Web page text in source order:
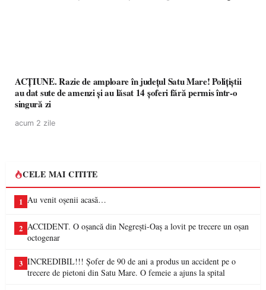
ACȚIUNE. Razie de amploare în județul Satu Mare! Polițiștii
au dat sute de amenzi și au lăsat 14 șoferi fără permis într-o
singură zi
acum 2 zile
CELE MAI CITITE
1 Au venit oșenii acasă…
2 ACCIDENT. O oșancă din Negrești-Oaș a lovit pe trecere un oșan
octogenar
3 INCREDIBIL!!! Șofer de 90 de ani a produs un accident pe o
trecere de pietoni din Satu Mare. O femeie a ajuns la spital